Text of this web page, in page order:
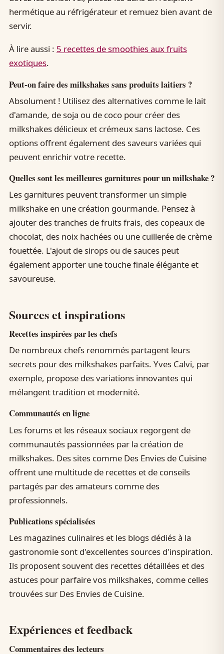
hermétique au réfrigérateur et remuez bien avant de
servir.
À lire aussi : 5 recettes de smoothies aux fruits
exotiques.
Peut-on faire des milkshakes sans produits laitiers ?
Absolument ! Utilisez des alternatives comme le lait
d'amande, de soja ou de coco pour créer des
milkshakes délicieux et crémeux sans lactose. Ces
options offrent également des saveurs variées qui
peuvent enrichir votre recette.
Quelles sont les meilleures garnitures pour un milkshake ?
Les garnitures peuvent transformer un simple
milkshake en une création gourmande. Pensez à
ajouter des tranches de fruits frais, des copeaux de
chocolat, des noix hachées ou une cuillerée de crème
fouettée. L'ajout de sirops ou de sauces peut
également apporter une touche finale élégante et
savoureuse.
Sources et inspirations
Recettes inspirées par les chefs
De nombreux chefs renommés partagent leurs
secrets pour des milkshakes parfaits. Yves Calvi, par
exemple, propose des variations innovantes qui
mélangent tradition et modernité.
Communautés en ligne
Les forums et les réseaux sociaux regorgent de
communautés passionnées par la création de
milkshakes. Des sites comme Des Envies de Cuisine
offrent une multitude de recettes et de conseils
partagés par des amateurs comme des
professionnels.
Publications spécialisées
Les magazines culinaires et les blogs dédiés à la
gastronomie sont d'excellentes sources d'inspiration.
Ils proposent souvent des recettes détaillées et des
astuces pour parfaire vos milkshakes, comme celles
trouvées sur Des Envies de Cuisine.
Expériences et feedback
Commentaires des lecteurs